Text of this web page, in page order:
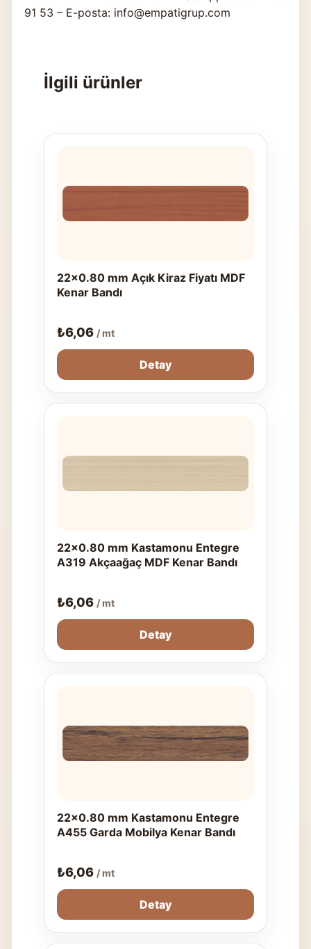
91 53 – E-posta: info@empatigrup.com
İlgili ürünler
22x0.80 mm Açık Kiraz Fiyatı MDF
Kenar Bandı
₺6,06 / mt
Detay
22x0.80 mm Kastamonu Entegre
A319 Akçaağaç MDF Kenar Bandı
₺6,06 / mt
Detay
22x0.80 mm Kastamonu Entegre
A455 Garda Mobilya Kenar Bandı
₺6,06 / mt
Detay